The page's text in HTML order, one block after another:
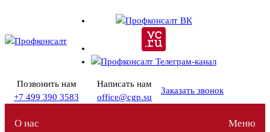
содержимому
Позвонить нам
+7 499 390 3583
Написать нам
office@cgp.su
Заказать звонок
О нас Меню